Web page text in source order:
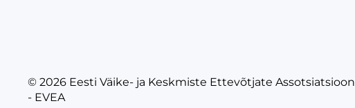
© 2026 Eesti Väike- ja Keskmiste Ettevõtjate Assotsiatsioon
- EVEA